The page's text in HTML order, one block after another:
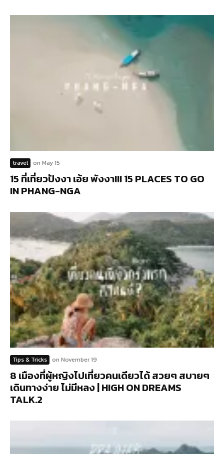
travel on May 15
15 ที่เที่ยวปังงา เอ้ย พังงา!!! 15 PLACES TO GO
IN PHANG-NGA
Tips & Tricks on November 19
8 เมืองที่ผู้หญิงไปเที่ยวคนเดียวได้ สวยๆ สบายๆ
เดินทางง่าย ไม่มีหลง | HIGH ON DREAMS
TALK.2